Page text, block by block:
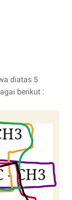
diatas 5
berikut :